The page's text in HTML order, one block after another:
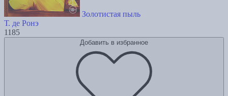
Золотистая пыль
Т. де Ронэ
1185
Добавить в избранное